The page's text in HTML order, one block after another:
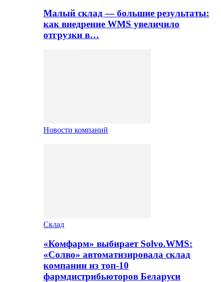
Малый склад — большие результаты:
как внедрение WMS увеличило
отгрузки в…
Новости компаний
Склад
«Комфарм» выбирает Solvo.WMS:
«Солво» автоматизировала склад
компании из топ-10
фармдистрибьюторов Беларуси